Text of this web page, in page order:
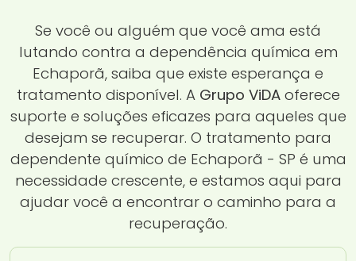
Se você ou alguém que você ama está
lutando contra a dependência química em
Echaporã, saiba que existe esperança e
tratamento disponível. A Grupo ViDAoferece
suporte e soluções eficazes para aqueles que
desejam se recuperar. O tratamento para
dependente químico de Echaporã - SP é uma
necessidade crescente, e estamos aqui para
ajudar você a encontrar o caminho para a
recuperação.